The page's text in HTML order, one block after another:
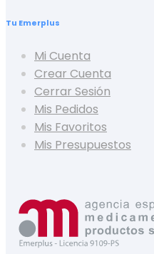
Tu Emerplus
Mi Cuenta
Crear Cuenta
Cerrar Sesión
Mis Pedidos
Mis Favoritos
Mis Presupuestos